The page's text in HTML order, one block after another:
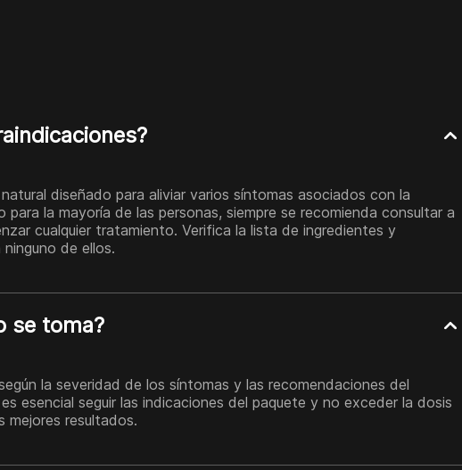
diseñado para aliviar varios síntomas asociados con la
para la mayoría de las personas, siempre se recomienda consultar a
cualquier tratamiento. Verifica la lista de ingredientes y
de ellos.
se toma?
la severidad de los síntomas y las recomendaciones del
esencial seguir las indicaciones del paquete y no exceder la dosis
mejores resultados.